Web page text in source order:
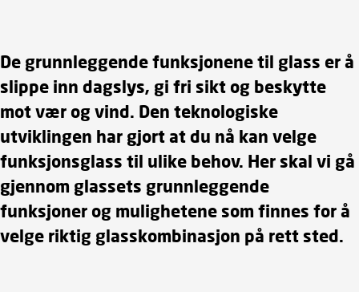
De grunnleggende funksjonene til glass er å
slippe inn dagslys, gi fri sikt og beskytte
mot vær og vind. Den teknologiske
utviklingen har gjort at du nå kan velge
funksjonsglass til ulike behov. Her skal vi gå
gjennom glassets grunnleggende
funksjoner og mulighetene som finnes for å
velge riktig glasskombinasjon på rett sted.